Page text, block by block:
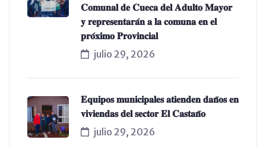
𝐂𝐨𝐦𝐮𝐧𝐚𝐥 𝐝𝐞 𝐂𝐮𝐞𝐜𝐚 𝐝𝐞𝐥 𝐀𝐝𝐮𝐥𝐭𝐨 𝐌𝐚𝐲𝐨𝐫
𝐲 𝐫𝐞𝐩𝐫𝐞𝐬𝐞𝐧𝐭𝐚𝐫𝐚́𝐧 𝐚 𝐥𝐚 𝐜𝐨𝐦𝐮𝐧𝐚 𝐞𝐧 𝐞𝐥
𝐩𝐫𝐨́𝐱𝐢𝐦𝐨 𝐏𝐫𝐨𝐯𝐢𝐧𝐜𝐢𝐚𝐥
julio 29, 2026
𝐄𝐪𝐮𝐢𝐩𝐨𝐬 𝐦𝐮𝐧𝐢𝐜𝐢𝐩𝐚𝐥𝐞𝐬 𝐚𝐭𝐢𝐞𝐧𝐝𝐞𝐧 𝐝𝐚𝐧̃𝐨𝐬 𝐞𝐧
𝐯𝐢𝐯𝐢𝐞𝐧𝐝𝐚𝐬 𝐝𝐞𝐥 𝐬𝐞𝐜𝐭𝐨𝐫 𝐄𝐥 𝐂𝐚𝐬𝐭𝐚𝐧̃𝐨
julio 29, 2026